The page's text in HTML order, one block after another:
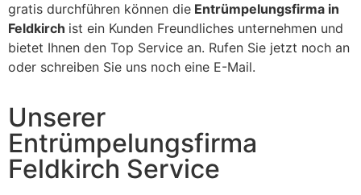
gratis durchführen können die Entrümpelungsfirma in
Feldkirch ist ein Kunden Freundliches unternehmen und
bietet Ihnen den Top Service an. Rufen Sie jetzt noch an
oder schreiben Sie uns noch eine E-Mail.
Unserer
Entrümpelungsfirma
Feldkirch Service